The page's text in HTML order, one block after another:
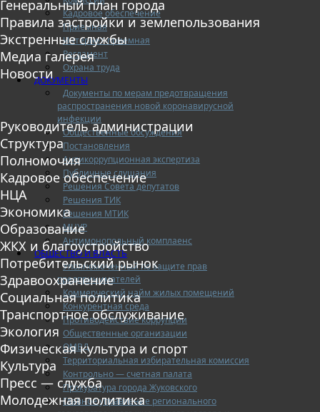
Кадровое обеспечение
Приемная
Интернет-приемная
Регламент
Охрана труда
ДОКУМЕНТЫ
Документы по мерам предотвращения
распространения новой коронавирусной
инфекции
Общественные обсуждения
Постановления
Антикоррупционная экспертиза
Публичные слушания
Решения Совета депутатов
Решения ТИК
Решения МТИК
МЦУР
Антимонопольный комплаенс
ОБЩЕСТВО И ВЛАСТЬ
Уполномоченный по защите прав
предпринимателей
Коммерческий найм жилых помещений
Конкурентная среда
Противодействие коррупции
Общественные организации
ОМВД
Территориальная избирательная комиссия
Контрольно — счетная палата
Прокуратура города Жуковского
Главное управление регионального
Генеральный план города
Правила застройки и землепользования
Экстренные службы
Медиа галерея
Новости
Руководитель администрации
Структура
Полномочия
Кадровое обеспечение
НЦА
Экономика
Образование
ЖКХ и благоустройство
Потребительский рынок
Здравоохранение
Социальная политика
Транспортное обслуживание
Экология
Физическая культура и спорт
Культура
Пресс — служба
Молодежная политика